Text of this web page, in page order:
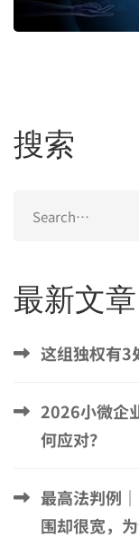
搜索
for:
最新文章
这组独权有3
2026小微企
何应对？
最高法判例
围却很宽，